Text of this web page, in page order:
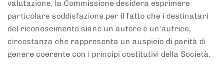
valutazione, la Commissione desidera esprimere
particolare soddisfazione per il fatto che i destinatari
del riconoscimento siano un autore e un'autrice,
circostanza che rappresenta un auspicio di parità di
genere coerente con i principi costitutivi della Società.